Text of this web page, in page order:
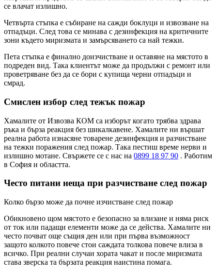
се влачат излишно.
Четвърта стъпка е събиране на сажди боклуци и извозване на
отпадъци. След това се минава с дезинфекция на критичните
зони където миризмата и замърсяването са най тежки.
Пета стъпка е финално доизчистване и оставяне на мястото в
подреден вид. Така клиентът може да продължи с ремонт или
проветряване без да се бори с купища черни отпадъци и
смрад.
Смислен избор след тежък пожар
Хамалите от Извозва КОМ са изборът когато трябва здрава
ръка и бърза реакция без шикалкавене. Хамалите ни вършат
реална работа изнасяне товарене дезинфекция и разчистване
на тежки поражения след пожар. Така пестиш време нерви и
излишно мотане. Свържете се с нас на 0899 18 97 90 . Работим
в София и областта.
Често питани неща при разчистване след пожар
Колко бързо може да почне изчистване след пожар
Обикновено щом мястото е безопасно за влизане и няма риск
от ток или падащи елементи може да се действа. Хамалите ни
често почват още същия ден или при първа възможност
защото колкото повече стои саждата толкова повече влиза в
всичко. При реални случаи хората чакат и после миризмата
става зверска та бързата реакция наистина помага.